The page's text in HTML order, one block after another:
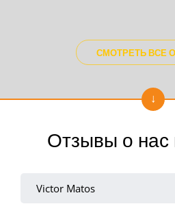
СМОТРЕТЬ ВСЕ
Отзывы о нас
Victor Matos